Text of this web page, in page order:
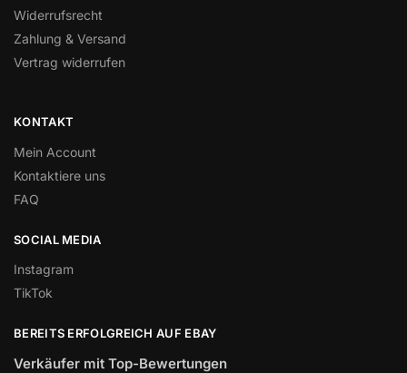
Widerrufsrecht
Zahlung & Versand
Vertrag widerrufen
KONTAKT
Mein Account
Kontaktiere uns
FAQ
SOCIAL MEDIA
Instagram
TikTok
BEREITS ERFOLGREICH AUF EBAY
Verkäufer mit Top-Bewertungen